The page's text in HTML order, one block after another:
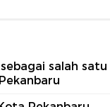
salah satu